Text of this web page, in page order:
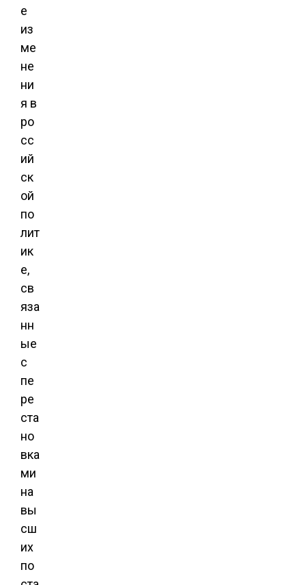
е
из
ме
не
ни
я в
ро
сс
ий
ск
ой
по
лит
ик
е,
св
яза
нн
ые
с
пе
ре
ста
но
вка
ми
на
вы
сш
их
по